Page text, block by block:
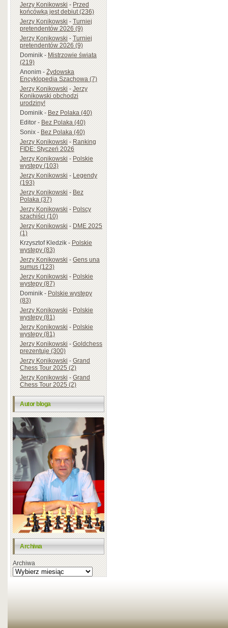
Jerzy Konikowski-Przed
końcówką jest debiut (236)
Jerzy Konikowski-Turniej
pretendentów 2026 (9)
Jerzy Konikowski-Turniej
pretendentów 2026 (9)
Dominik-Mistrzowie świata
(219)
Anonim-Żydowska
Encyklopedia Szachowa (7)
Jerzy Konikowski-Jerzy
Konikowski obchodzi
urodziny!
Dominik-Bez Polaka (40)
Editor-Bez Polaka (40)
Sonix-Bez Polaka (40)
Jerzy Konikowski-Ranking
FIDE: Styczeń 2026
Jerzy Konikowski-Polskie
występy (103)
Jerzy Konikowski-Legendy
(193)
Jerzy Konikowski-Bez
Polaka (37)
Jerzy Konikowski-Polscy
szachiści (10)
Jerzy Konikowski-DME 2025
(1)
Krzysztof Kledzik-Polskie
występy (83)
Jerzy Konikowski-Gens una
sumus (123)
Jerzy Konikowski-Polskie
występy (87)
Dominik-Polskie występy
(83)
Jerzy Konikowski-Polskie
występy (81)
Jerzy Konikowski-Polskie
występy (81)
Jerzy Konikowski-Goldchess
prezentuje (300)
Jerzy Konikowski-Grand
Chess Tour 2025 (2)
Jerzy Konikowski-Grand
Chess Tour 2025 (2)
Autor bloga
Archiwa
Archiwa